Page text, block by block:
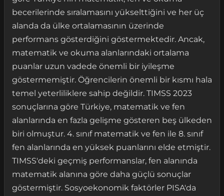
becerilerinde sıralamasını yükselttiğini ve her üç
alanda da ülke ortalamasının üzerinde
performans gösterdiğini göstermektedir. Ancak,
matematik ve okuma alanlarındaki ortalama
puanlar uzun vadede önemli bir iyileşme
göstermemiştir. Öğrencilerin önemli bir kısmı hala
temel yeterliliklere sahip değildir. TIMSS 2023
sonuçlarına göre Türkiye, matematik ve fen
alanlarında en fazla gelişme gösteren beş ülkeden
biri olmuştur. 4. sınıf matematik ve fen ile 8. sınıf
fen alanlarında en yüksek puanlarını elde etmiştir.
TIMSS'deki geçmiş performanslar, fen alanında
matematik alanına göre daha güçlü sonuçlar
göstermiştir. Sosyoekonomik faktörler PISA'da